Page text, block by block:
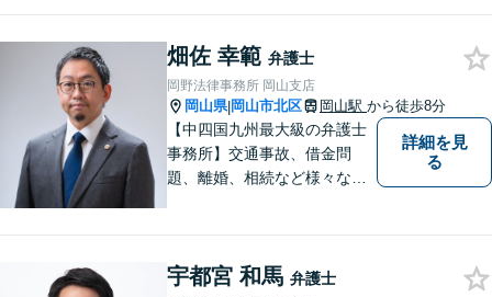
い！
畑佐 幸範 弁護士
岡野法律事務所 岡山支店
岡山県|岡山市北区 岡山駅 から徒歩8分
【中四国九州最大級の弁護士
事務所】交通事故、借金問
題、離婚、相続など様々な問
い！
詳細を見
る
宇都宮 和馬 弁護士